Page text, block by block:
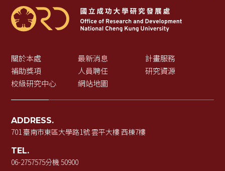
關於本處 最新消息
計畫服務
補助獎項
人員聘任
研究資源
校級研究中心
網站地圖
ADDRESS.
701 臺南市東區大學路1號 雲平大樓 西棟7樓
TEL.
06-2757575分機 50900